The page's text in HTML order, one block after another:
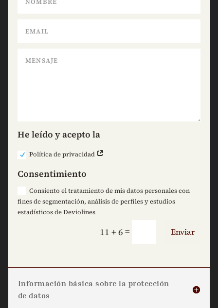
He leído y acepto la
Política de privacidad
Consentimiento
Consiento el tratamiento de mis datos personales con
fines de segmentación, análisis de perfiles y estudios
estadísticos de Deviolines
11 + 6 = Enviar
Información básica sobre la protección
de datos